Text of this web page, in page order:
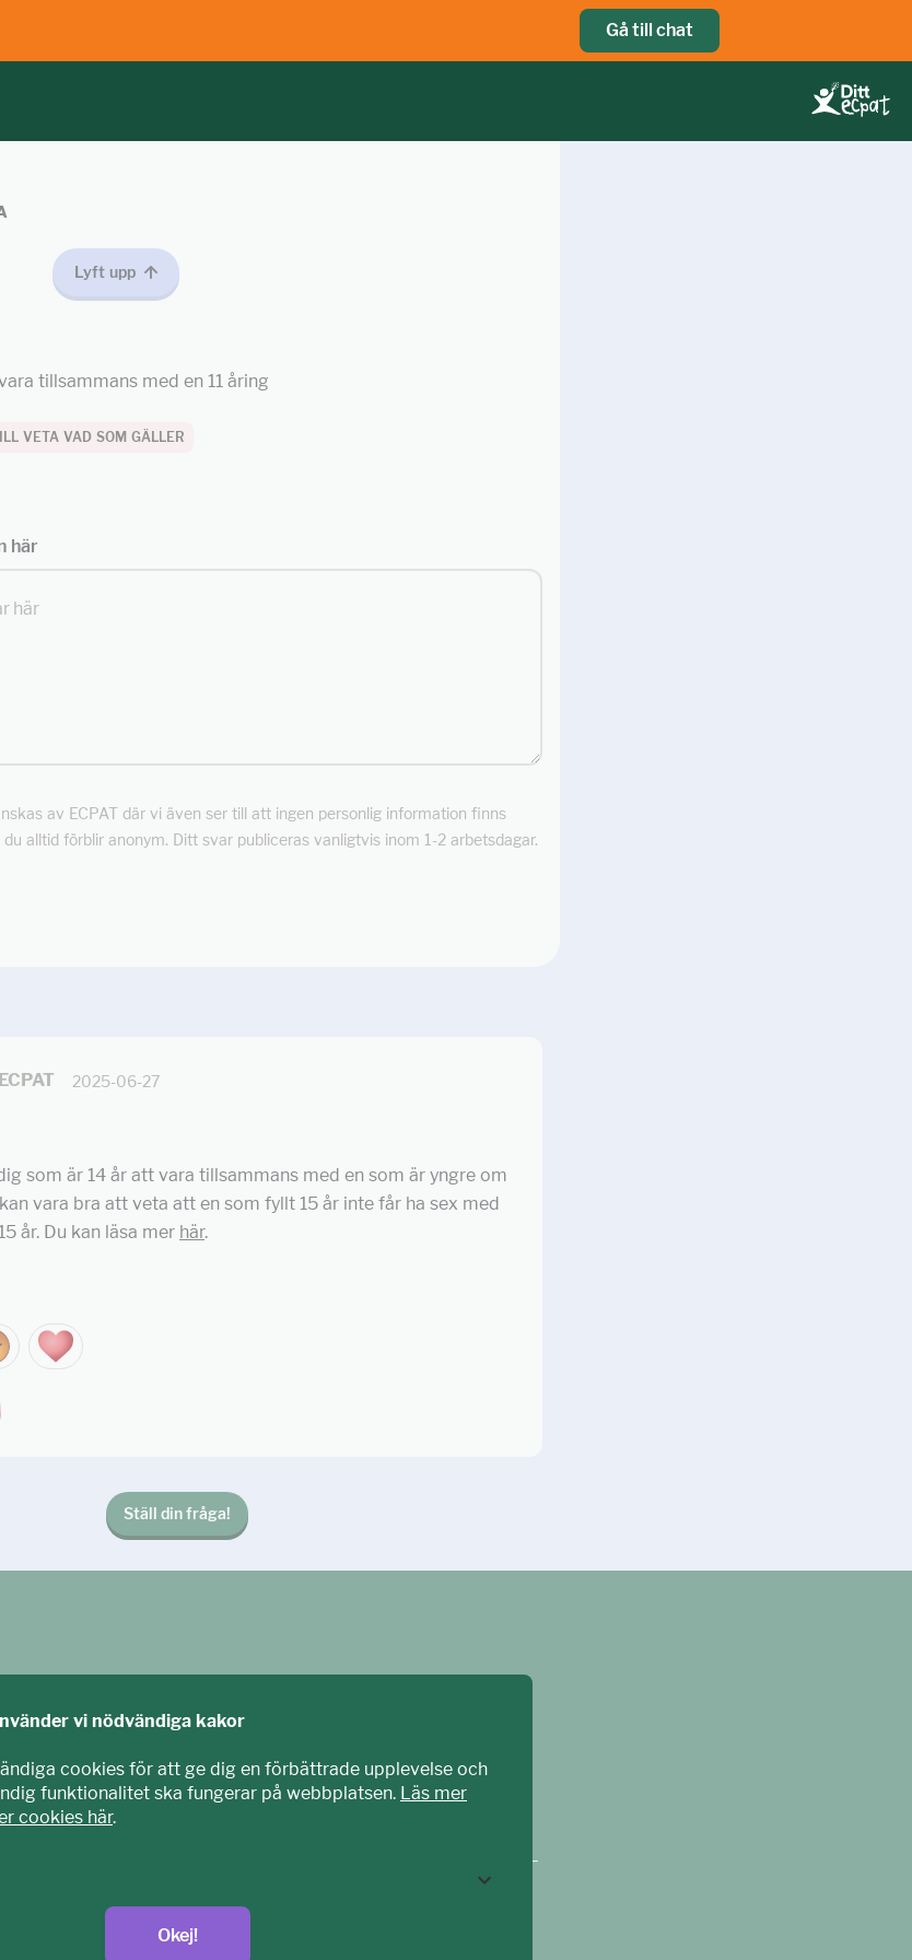
Gå till chat
Lyft upp
tillsammans med en 11 åring
VETA VAD SOM GÄLLER
här
av ECPAT där vi även ser till att ingen personlig information finns
alltid förblir anonym. Ditt svar publiceras vanligtvis inom 1-2 arbetsdagar.
2025-06-27
som är 14 år att vara tillsammans med en som är yngre om
vara bra att veta att en som fyllt 15 år inte får ha sex med
år. Du kan läsa mer här.
Ställ din fråga!
tillsammans med barn och unga. Vi är en del av ECPAT Sverige –
arbetar mot sexuell exploatering av barn.
vi nödvändiga kakor
cookies för att ge dig en förbättrade upplevelse och
funktionalitet ska fungerar på webbplatsen. Läs mer
cookies här.
Okej!